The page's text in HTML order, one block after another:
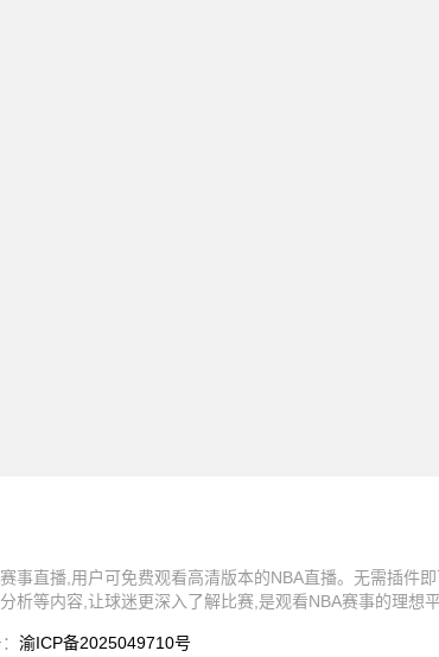
事直播,用户可免费观看高清版本的NBA直播。无需插件
析等内容,让球迷更深入了解比赛,是观看NBA赛事的理想平
渝ICP备2025049710号